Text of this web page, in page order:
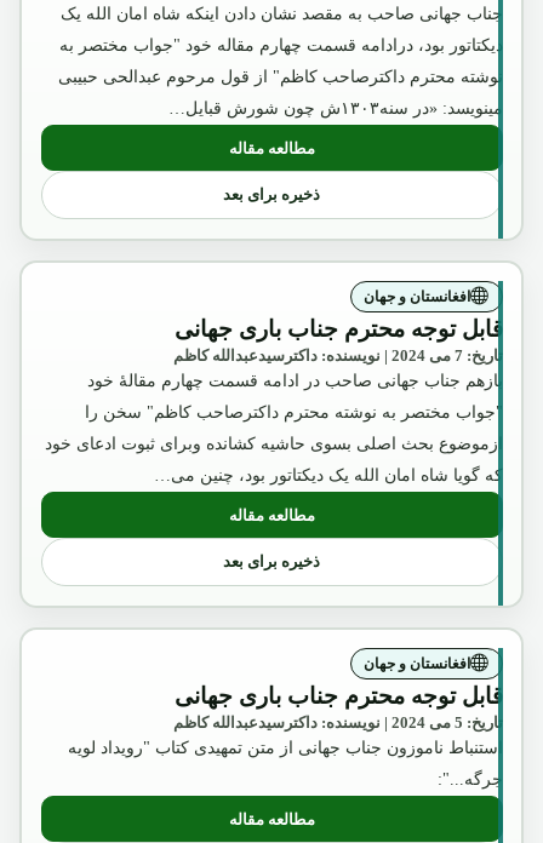
جناب جهانی صاحب به مقصد نشان دادن اینکه شاه امان الله یک
دیکتاتور بود، درادامه قسمت چهارم مقاله خود "جواب مختصر به
نوشته محترم داکترصاحب کاظم" از قول مرحوم عبدالحی حبیبی
مینویسد: «در سنه۱۳۰۳ش چون شورش قبایل…
مطالعه مقاله: قابل توجه محترم جناب باری جهانی
ذخیره برای بعد
افغانستان و جهان
قابل توجه محترم جناب باری جهانی
تاریخ: 7 می 2024 | نویسنده: داکترسیدعبدالله کاظم
بازهم جناب جهانی صاحب در ادامه قسمت چهارم مقالۀ خود
"جواب مختصر به نوشته محترم داکترصاحب کاظم" سخن را
ازموضوع بحث اصلی بسوی حاشیه کشانده وبرای ثبوت ادعای خود
که گویا شاه امان الله یک دیکتاتور بود، چنین می…
مطالعه مقاله: قابل توجه محترم جناب باری جهانی
ذخیره برای بعد
افغانستان و جهان
قابل توجه محترم جناب باری جهانی
تاریخ: 5 می 2024 | نویسنده: داکترسیدعبدالله کاظم
استنباط ناموزون جناب جهانی از متن تمهیدی کتاب "رویداد لویه
جرگه...":
مطالعه مقاله: قابل توجه محترم جناب باری جهانی